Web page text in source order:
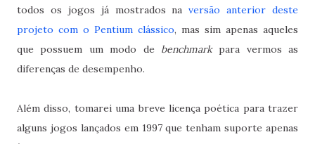
todos os jogos já mostrados naversão anterior deste
projeto com o Pentium clássico, mas sim apenas aqueles
que possuem um modo de benchmarkpara vermos as
diferenças de desempenho.
Além disso, tomarei uma breve licença poética para trazer
alguns jogos lançados em 1997 que tenham suporte apenas